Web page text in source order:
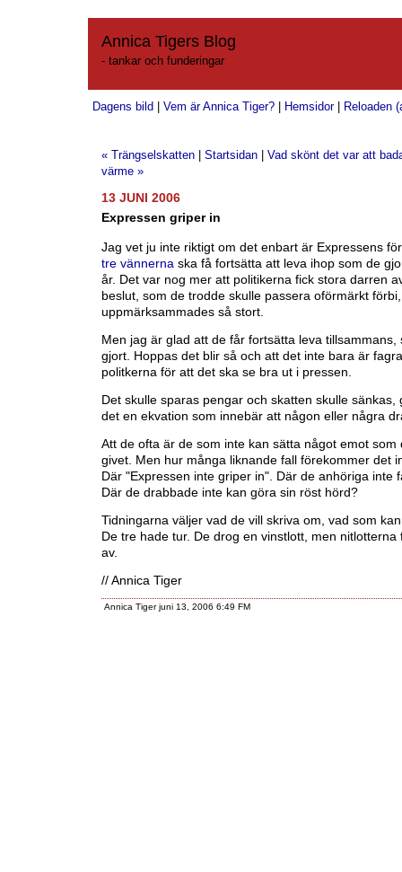
Annica Tigers Blog
- tankar och funderingar
Dagens bild Vem är Annica Tiger? Hemsidor| Reloaden
« Trängselskatten Startsidan
Vad skönt det var att
värme »
13 JUNI 2006
Expressen griper in
Jag vet ju inte riktigt om det enbart är Expressens
tre vännerna ska få fortsätta att leva ihop som de
år. Det var nog mer att politikerna fick stora darren
beslut, som de trodde skulle passera oförmärkt förbi,
uppmärksammades så stort.
Men jag är glad att de får fortsätta leva tillsammans,
gjort. Hoppas det blir så och att det inte bara är
politkerna för att det ska se bra ut i pressen.
Det skulle sparas pengar och skatten skulle sänkas,
det en ekvation som innebär att någon eller några
Att de ofta är de som inte kan sätta något emot som
givet. Men hur många liknande fall förekommer det
Där "Expressen inte griper in". Där de anhöriga inte
Där de drabbade inte kan göra sin röst hörd?
Tidningarna väljer vad de vill skriva om, vad som
De tre hade tur. De drog en vinstlott, men nitlotterna
av.
// Annica Tiger
Annica Tiger juni 13, 2006 6:49 FM